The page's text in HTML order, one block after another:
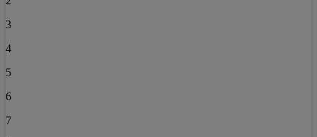
3
4
5
6
7